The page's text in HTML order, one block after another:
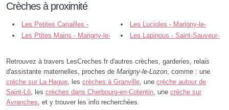
Crèches à proximité
Les Petites Canailles -
Marigny-le-Lozon
Les Lucioles - Marigny-le-
Lozon
Les Ptites Mains - Marigny-le-
Les Lapinous - Saint-Sauveur-
Retrouvez à travers LesCreches.fr d'autres crèches, garderies, relais
d'assistante maternelles, proches de Marigny-le-Lozon, comme : une
crèche sur La Hague, les crèches à Granville, une crèche autour de
Saint-Lô, les crèches dans Cherbourg-en-Cotentin, une crèche sur
Avranches, et y trouver les info recherchées.